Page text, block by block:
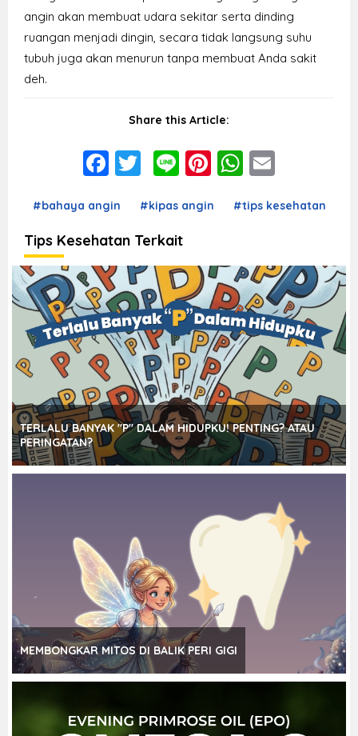
angin akan membuat udara sekitar serta dinding
ruangan menjadi dingin, secara tidak langsung suhu
tubuh juga akan menurun tanpa membuat Anda sakit
deh.
Share this Article:
Facebook
Twitter
LinePinterest
#bahaya angin #kipas angin #tips kesehatan
Tips Kesehatan Terkait
TERLALU BANYAK "P" DALAM HIDUPKU! PENTING? ATAU
PERINGATAN?
MEMBONGKAR MITOS DI BALIK PERI GIGI